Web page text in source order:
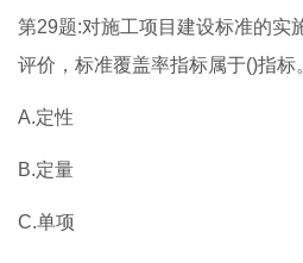
第29题:对施工项目建设标准的实
评价，标准覆盖率指标属于()指标
A.定性
B.定量
C.单项